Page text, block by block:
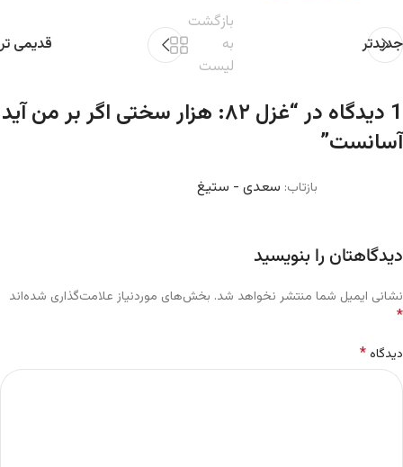
جدیدتر
بازگشت
به
لیست
قدیمی تر
1 دیدگاه در “
غزل ۸۲: هزار سختی اگر بر من آید
آسانست”
بازتاب: سعدی - ستیغ
دیدگاهتان را بنویسید
نشانی ایمیل شما منتشر نخواهد شد. بخش‌های موردنیاز علامت‌گذاری شده‌اند
*
دیدگاه*